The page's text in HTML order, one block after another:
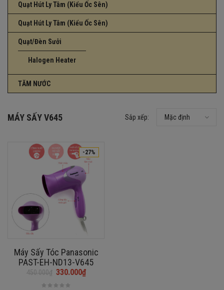
Quạt Hút Ly Tâm (Kiểu Ốc Sên)
Quạt Hút Ly Tâm (Kiểu Ốc Sên)
Quạt/Đèn Sưởi
Halogen Heater
TĂM NƯỚC
MÁY SẤY V645 Sắp xếp: Mặc định
-27%
​Máy Sấy Tóc Panasonic
PAST-EH-ND13-V645
450.000₫ 330.000₫